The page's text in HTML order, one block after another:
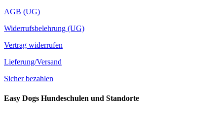
AGB (UG)
Widerrufsbelehrung (UG)
Vertrag widerrufen
Lieferung/Versand
Sicher bezahlen
Easy Dogs Hundeschulen und Standorte